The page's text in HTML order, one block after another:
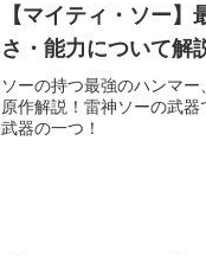
【マイティ・ソー
さ・能力について解
ソーの持つ最強のハンマ
原作解説！雷神ソーの武
武器の一つ！